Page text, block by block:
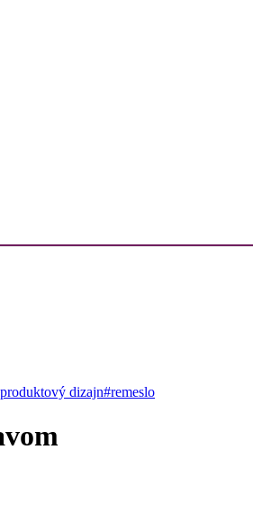
dizajn#remeslo